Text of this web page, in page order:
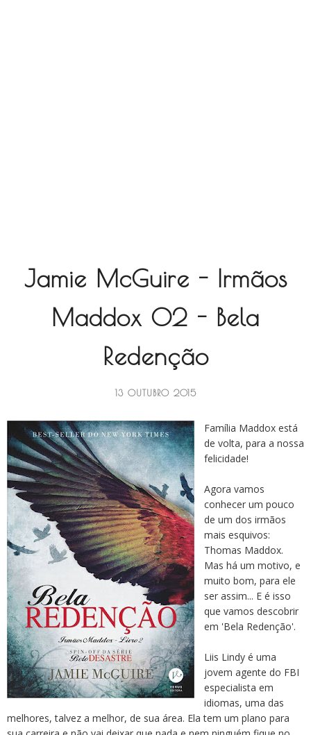
Jamie McGuire - Irmãos
Maddox 02 - Bela
Redenção
13 OUTUBRO 2015
Família Maddox está
de volta, para a nossa
felicidade!
Agora vamos
conhecer um pouco
de um dos irmãos
mais esquivos:
Thomas Maddox.
Mas há um motivo, e
muito bom, para ele
ser assim... E é isso
que vamos descobrir
em 'Bela Redenção'.
Liis Lindy é uma
jovem agente do FBI
especialista em
idiomas, uma das
melhores, talvez a melhor, de sua área. Ela tem um plano para